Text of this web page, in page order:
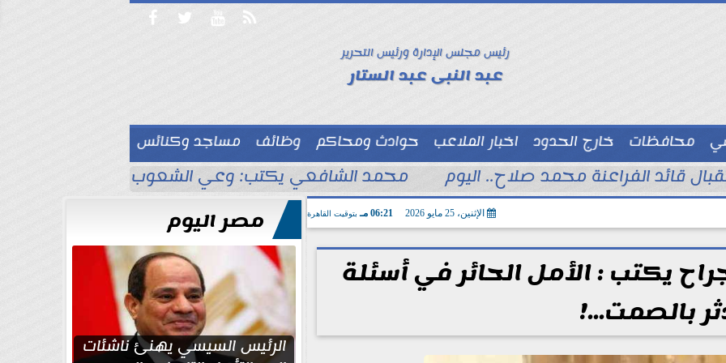
   
رئيس مجلس الإدارة ورئيس التحرير
عبد النبى عبد الستار
محافظات خارج الحدود اخبار الملاعب حوادث ومحاكم وظائف
مساجد وكنائس
توك شو  قائد الفراعنة محمد صلاح.. اليوم محمد الشافعي يكتب: وعي الشعوب لا يُقاس
الإثنين، 25 مايو 2026 06:21 مـ بتوقيت القاهرة
يكتب : الأمل الحائر في أسئلة
بالصمت...!
مصر اليوم
الرئيس السيسي يهنئ ناشئات